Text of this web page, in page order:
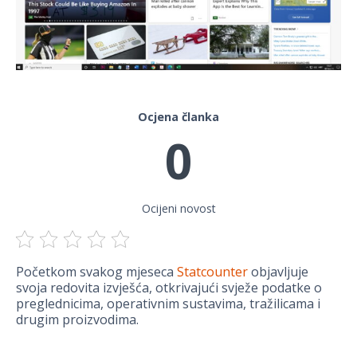
Ocjena članka
0
Ocijeni novost
Početkom svakog mjeseca Statcounterobjavljuje
svoja redovita izvješća, otkrivajući svježe podatke o
preglednicima, operativnim sustavima, tražilicama i
drugim proizvodima.